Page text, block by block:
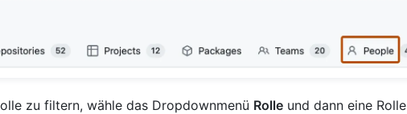
zu filtern, wähle das Dropdownmenü Rolle und dann eine Rolle